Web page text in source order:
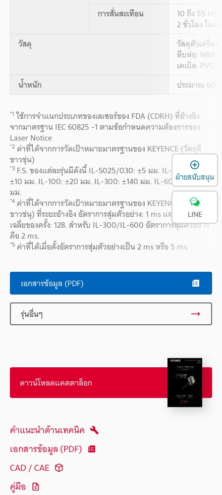
การสั่นสะเทือน
10 ถึง 55
2 ชั่วโมง ใน
วัสดุ
วัสดุตัวเครื่อง
หีบห่อ: NBR
เคเบิล: PVC
น้ำหนัก
ประมาณ 60
*1ใช้การจำแนกประเภทของเลเซอร์ของ FDA (CDRH) ที่อ้างอิง
จากมาตรฐาน IEC 60825 -1 ตามข้อกำหนดความต้องการของ
Laser Notice
*2 ค่าที่ได้จากการวัดเป้าหมายมาตรฐานของ KEYENCE (วัตถุสี
ขาวขุ่น)
*3 F.S. ของแต่ละรุ่นมีดังนี้ IL-S025/030: ±5 มม. IL-S065/065:
±10 มม. IL-100: ±20 มม. IL-300: ±140 มม. IL-600: ±400
มม.
*4 ค่าที่ได้จากการวัดเป้าหมายมาตรฐานของ KEYENCE (วัตถุสี
ขาวข่นุ) ที่ระยะอ้างอิง อัตราการสุ่มตัวอย่าง: 1 ms และจำ นวน
เฉลี่ยของครั้ง: 128. สำหรับ IL-300/IL-600 อัตราการสุ่มตัวอย่าง
คือ 2 ms.
*5 ค่าที่ได้เมื่อตั้งอัตราการสุ่มตัวอย่างเป็น 2 ms หรือ 5 ms
เอกสารข้อมูล (PDF)
รุ่นอื่นๆ
ดาวน์โหลดแคตตาล็อก
คำแนะนำด้านเทคนิค
เอกสารข้อมูล (PDF)
CAD / CAE
คู่มือ
ฝ่ายสนับสนุน
LINE